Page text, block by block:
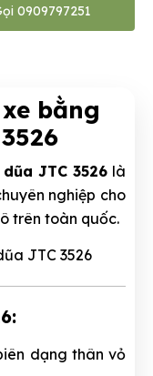
0909797251
bằng
JTC 3526là
nghiệp cho
trên toàn quốc.
dạng thân vỏ